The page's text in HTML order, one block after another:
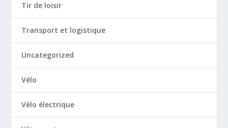
Tir de loisir
Transport et logistique
Uncategorized
Vélo
Vélo électrique